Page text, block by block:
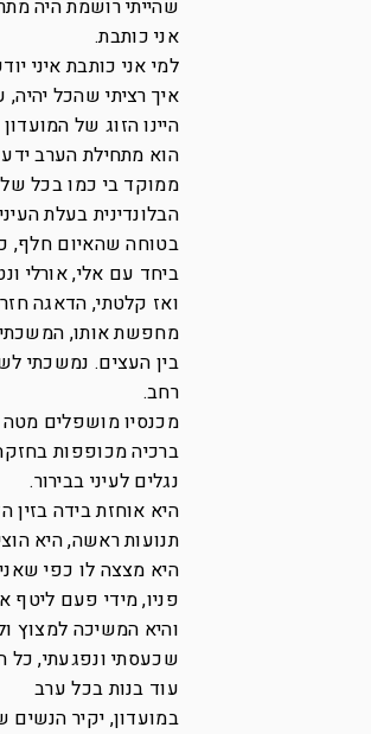
שהייתי רושמת היה
אני כותבת.
למי אני כותבת איני
איך רציתי שהכל
היינו הזוג של
הוא מתחילת הערב
ממוקד בי כמו בכל
הבלונדינית בעלת
בטוחה שהאיום חלף,
ביחד עם אלי, אורלי
ואז קלטתי, הדאגה
מחפשת אותו, המשכתי
בין העצים. נמשכתי
רחב.
מכנסיו מושפלים מטה
ברכיה מכופפות
נגלים לעיני בבירור.
היא אוחזת בידה בזין
תנועות ראשה, היא
היא מצצה לו כפי
פניו, מידי פעם ליטף
והיא המשיכה למצוץ
שכעסתי ונפגעתי, כל
עוד בנות בכל ערב
במועדון, יקיר הנשים